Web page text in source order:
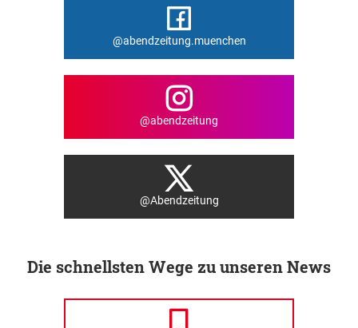
@abendzeitung.muenchen
@abendzeitung
@Abendzeitung
Die schnellsten Wege zu unseren News